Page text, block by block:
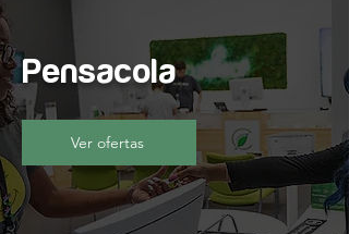
Pensacola
Ver ofertas